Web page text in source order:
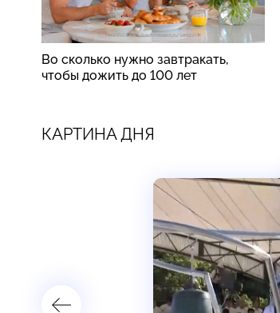
Во сколько нужно завтракать,
чтобы дожить до 100 лет
КАРТИНА ДНЯ